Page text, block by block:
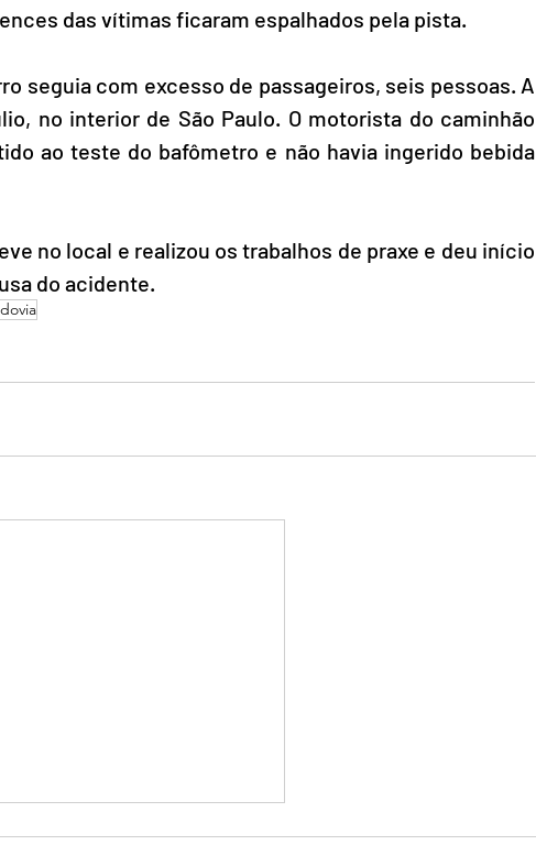
das vítimas ficaram espalhados pela pista.
seguia com excesso de passageiros, seis pessoas. A
no interior de São Paulo. O motorista do caminhão
ao teste do bafômetro e não havia ingerido bebida
no local e realizou os trabalhos de praxe e deu início
do acidente.